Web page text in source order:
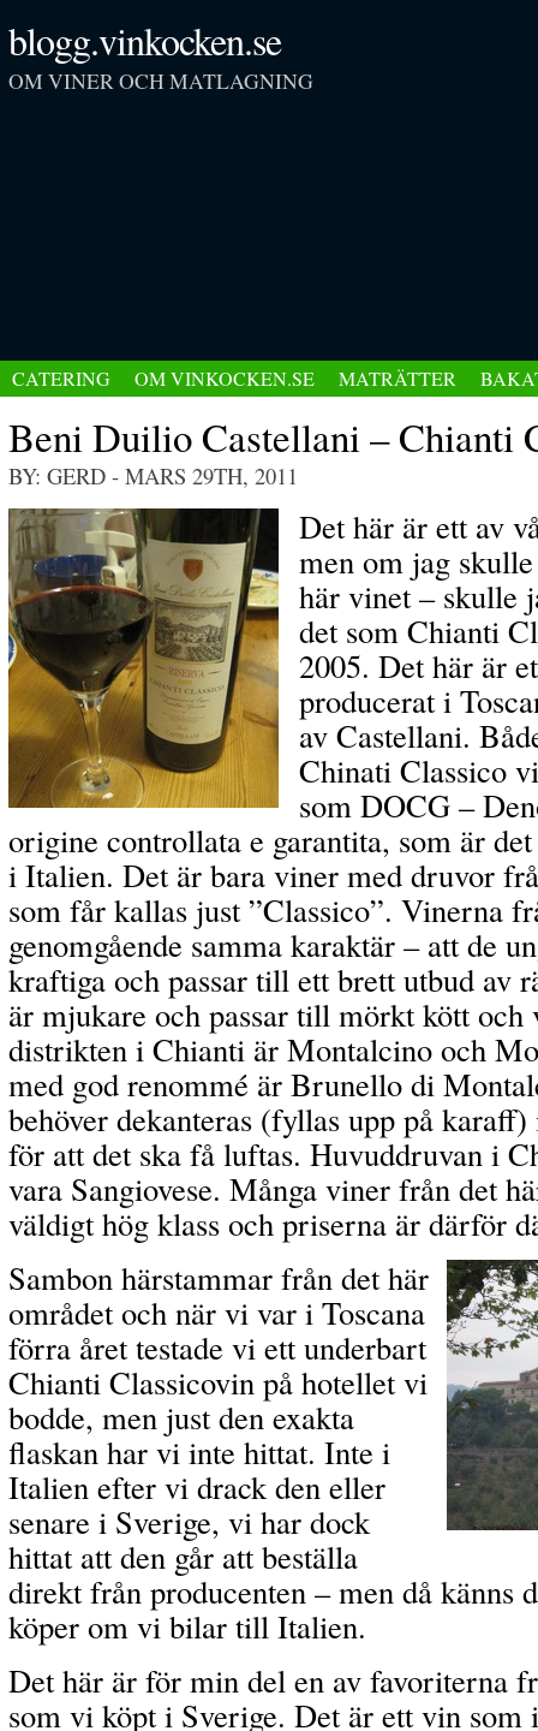
blogg.vinkocken.se
OM VINER OCH MATLAGNING
CATERING OM VINKOCKEN.SE MATRÄTTER
Beni Duilio Castellani – Chianti
BY: GERD - MARS 29TH, 2011
Det här är ett av
men om jag
här vinet – skulle
det som Chianti
2005. Det här är
producerat i
av Castellani.
Chinati Classico
som DOCG –
origine controllata e garantita, som är
i Italien. Det är bara viner med druvor
som får kallas just ”Classico”. Vinerna
genomgående samma karaktär – att de
kraftiga och passar till ett brett utbud av
är mjukare och passar till mörkt kött och
distrikten i Chianti är Montalcino och
med god renommé är Brunello di
behöver dekanteras (fyllas upp på
för att det ska få luftas. Huvuddruvan i
vara Sangiovese. Många viner från det
väldigt hög klass och priserna är därför
Sambon härstammar från det här
området och när vi var i Toscana
förra året testade vi ett underbart
Chianti Classicovin på hotellet vi
bodde, men just den exakta
flaskan har vi inte hittat. Inte i
Italien efter vi drack den eller
senare i Sverige, vi har dock
hittat att den går att beställa
direkt från producenten – men då känns
köper om vi bilar till Italien.
Det här är för min del en av favoriterna
som vi köpt i Sverige. Det är ett vin som